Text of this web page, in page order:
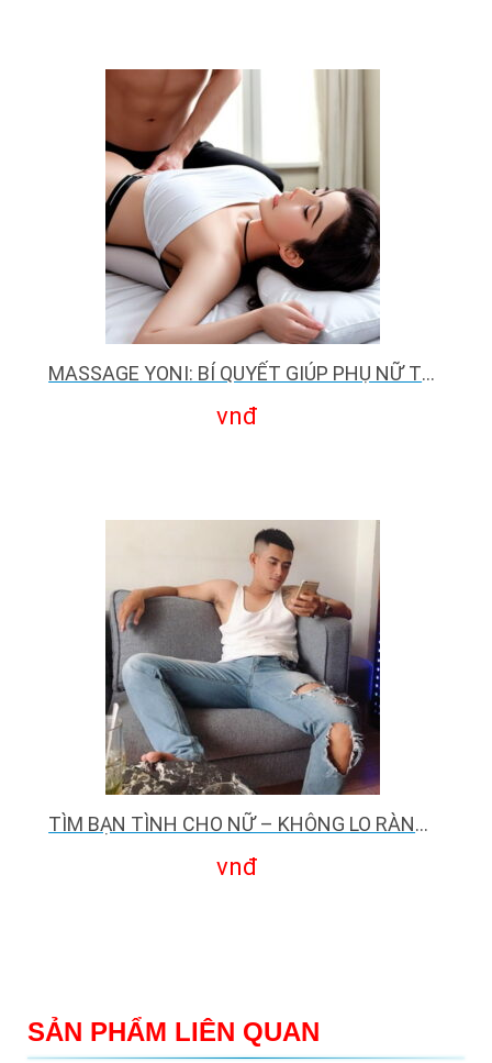
MASSAGE YONI: BÍ QUYẾT GIÚP PHỤ NỮ TÌM LẠI SỰ TỰ TIN
vnđ
TÌM BẠN TÌNH CHO NỮ – KHÔNG LO RÀNG BUỘC
vnđ
SẢN PHẨM LIÊN QUAN